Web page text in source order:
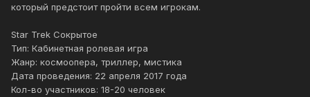
который предстоит пройти всем игрокам.
Star Trek Сокрытое
Тип: Кабинетная ролевая игра
Жанр: космоопера, триллер, мистика
Дата проведения: 22 апреля 2017 года
Кол-во участников: 18-20 человек